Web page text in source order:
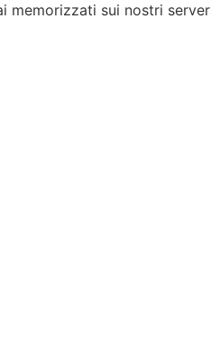
memorizzati sui nostri server